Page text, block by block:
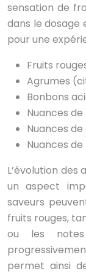
sensation de
dans le dosage
pour une
Fruits
Agrumes
Bonbons
Nuances
Nuances
Nuances
L’évolution
un aspect
saveurs
fruits rouges,
ou les notes
permet ainsi